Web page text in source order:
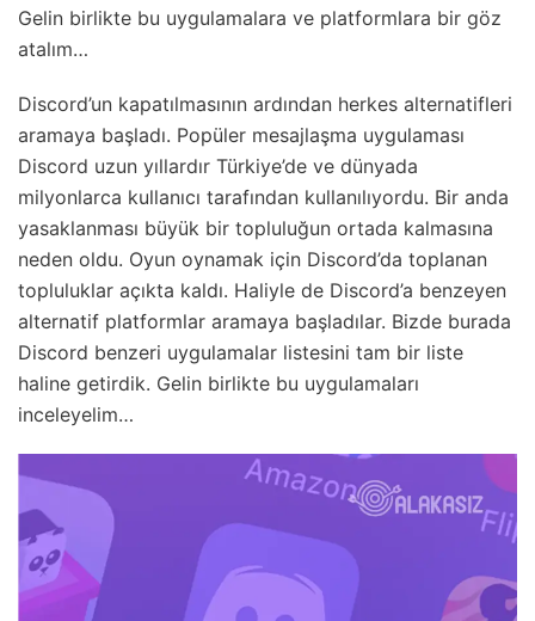
Gelin birlikte bu uygulamalara ve platformlara bir göz
atalım…
Discord’un kapatılmasının ardından herkes alternatifleri
aramaya başladı. Popüler mesajlaşma uygulaması
Discord uzun yıllardır Türkiye’de ve dünyada
milyonlarca kullanıcı tarafından kullanılıyordu. Bir anda
yasaklanması büyük bir topluluğun ortada kalmasına
neden oldu. Oyun oynamak için Discord’da toplanan
topluluklar açıkta kaldı. Haliyle de Discord’a benzeyen
alternatif platformlar aramaya başladılar. Bizde burada
Discord benzeri uygulamalar listesini tam bir liste
haline getirdik. Gelin birlikte bu uygulamaları
inceleyelim…